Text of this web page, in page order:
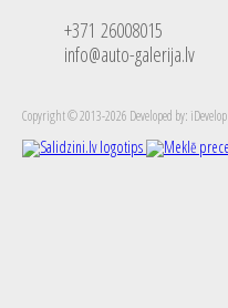
+371 26008015
info@auto-galerija.lv
Copyright © 2013-2026 Developed by: iDevelop